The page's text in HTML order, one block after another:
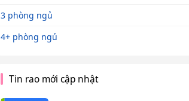
3 phòng ngủ
4+ phòng ngủ
Tin rao mới cập nhật